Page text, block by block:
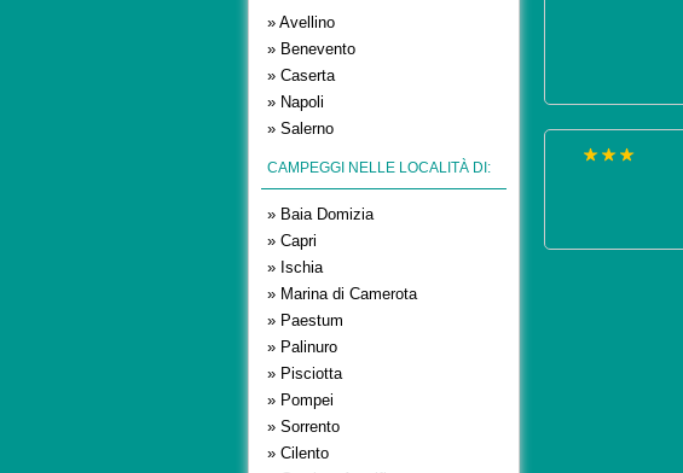
» Avellino
» Benevento
» Caserta
» Napoli
» Salerno
CAMPEGGI NELLE LOCALITÀ DI:
» Baia Domizia
» Capri
» Ischia
» Marina di Camerota
» Paestum
» Palinuro
» Pisciotta
» Pompei
» Sorrento
» Cilento